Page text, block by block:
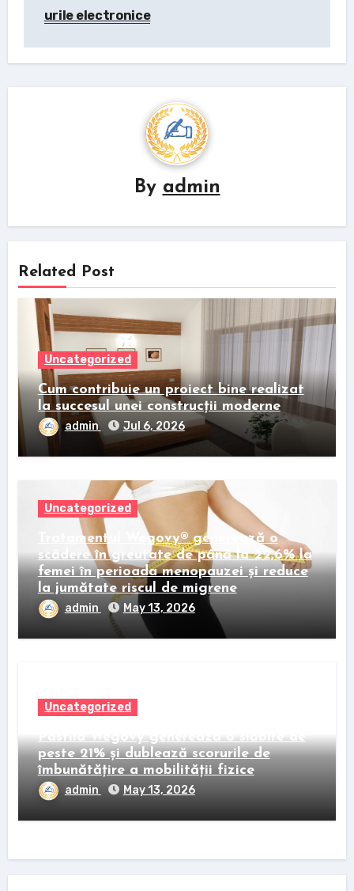
urile electronice
By admin
Related Post
Uncategorized
Cum contribuie un proiect bine realizat
la succesul unei construcții moderne
admin Jul 6, 2026
Uncategorized
Tratamentul Wegovy® generează o
scădere în greutate de până la 22,6% la
femei în perioada menopauzei și reduce
la jumătate riscul de migrene
admin May 13, 2026
Uncategorized
Pastila Wegovy generează o slăbire de
peste 21% și dublează scorurile de
îmbunătățire a mobilității fizice
admin May 13, 2026